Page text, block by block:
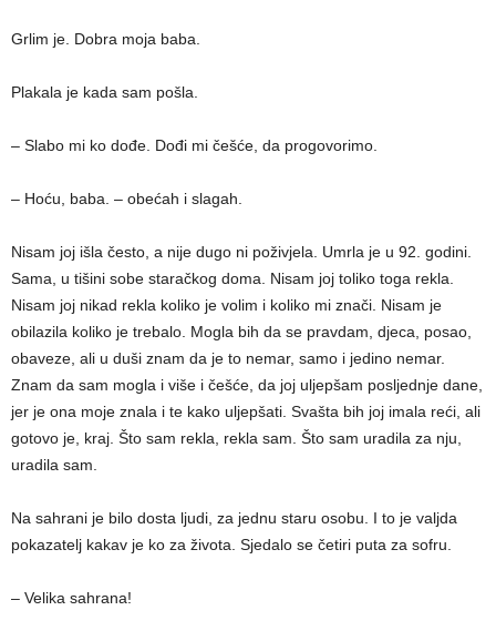
Grlim je. Dobra moja baba.
Plakala je kada sam pošla.
– Slabo mi ko dođe. Dođi mi češće, da progovorimo.
– Hoću, baba. – obećah i slagah.
Nisam joj išla često, a nije dugo ni poživjela. Umrla je u 92. godini.
Sama, u tišini sobe staračkog doma. Nisam joj toliko toga rekla.
Nisam joj nikad rekla koliko je volim i koliko mi znači. Nisam je
obilazila koliko je trebalo. Mogla bih da se pravdam, djeca, posao,
obaveze, ali u duši znam da je to nemar, samo i jedino nemar.
Znam da sam mogla i više i češće, da joj uljepšam posljednje dane,
jer je ona moje znala i te kako uljepšati. Svašta bih joj imala reći, ali
gotovo je, kraj. Što sam rekla, rekla sam. Što sam uradila za nju,
uradila sam.
Na sahrani je bilo dosta ljudi, za jednu staru osobu. I to je valjda
pokazatelj kakav je ko za života. Sjedalo se četiri puta za sofru.
– Velika sahrana!